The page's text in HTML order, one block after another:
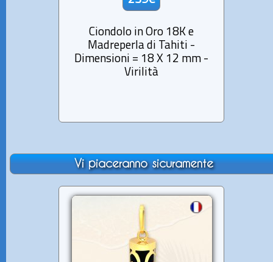
Ciondolo in Oro 18K e
Madreperla di Tahiti -
Dimensioni = 18 X 12 mm -
Virilità
Vi piaceranno sicuramente